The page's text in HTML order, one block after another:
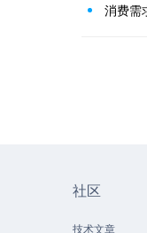
消费需
社区
技术文章